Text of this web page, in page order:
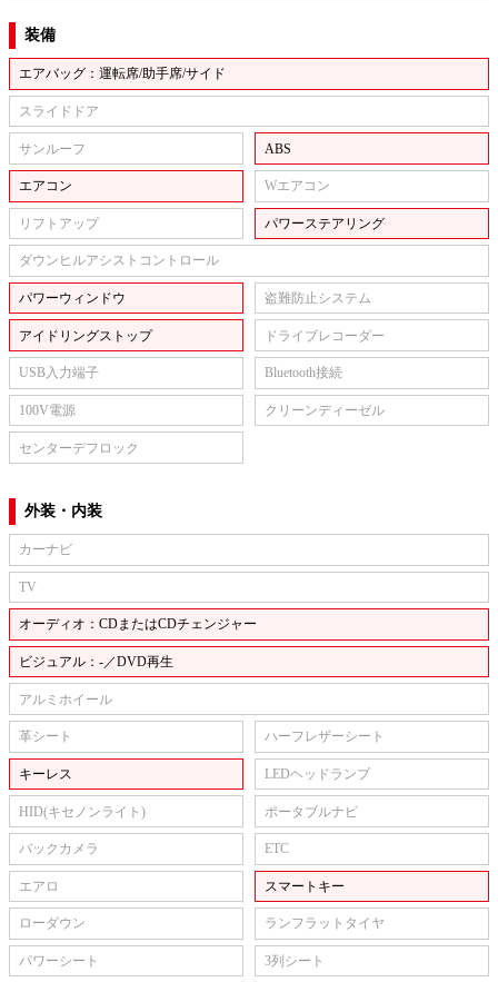
装備
エアバッグ：運転席/助手席/サイド
スライドドア
サンルーフ ABS
エアコン Wエアコン
リフトアップ パワーステアリング
ダウンヒルアシストコントロール
パワーウィンドウ 盗難防止システム
アイドリングストップ ドライブレコーダー
USB入力端子 Bluetooth接続
100V電源 クリーンディーゼル
センターデフロック
外装・内装
カーナビ
TV
オーディオ：CDまたはCDチェンジャー
ビジュアル：-／DVD再生
アルミホイール
革シート ハーフレザーシート
キーレス LEDヘッドランプ
HID(キセノンライト) ポータブルナビ
バックカメラ ETC
エアロ スマートキー
ローダウン ランフラットタイヤ
パワーシート 3列シート